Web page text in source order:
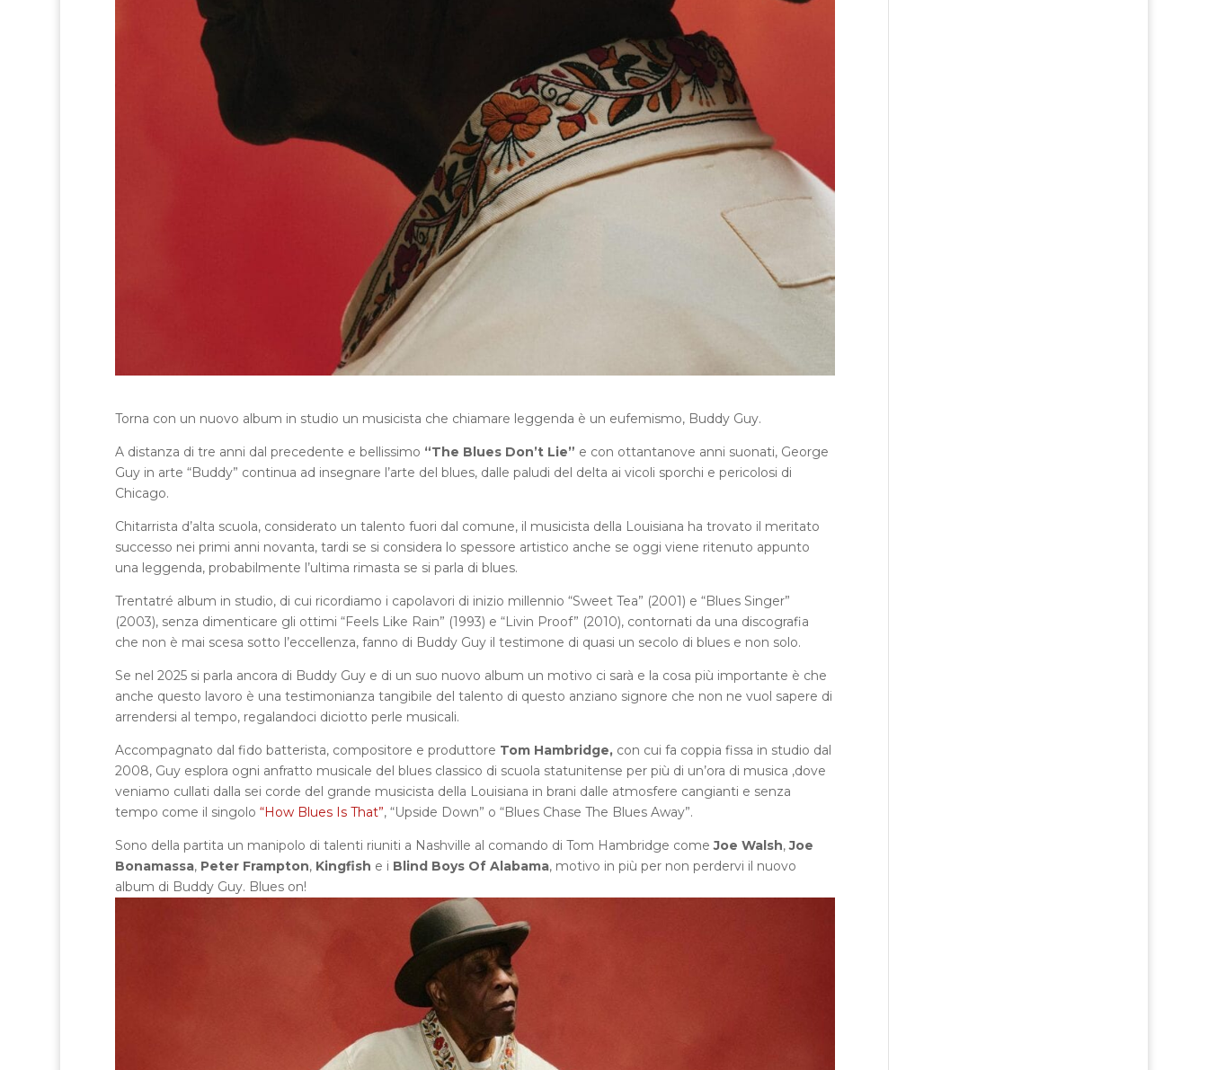
Torna con un nuovo album in studio un musicista che chiamare leggenda è un eufemismo, Buddy Guy.
A distanza di tre anni dal precedente e bellissimo “The Blues Don’t Lie” e con ottantanove anni suonati, George
Guy in arte “Buddy” continua ad insegnare l’arte del blues, dalle paludi del delta ai vicoli sporchi e pericolosi di
Chicago.
Chitarrista d’alta scuola, considerato un talento fuori dal comune, il musicista della Louisiana ha trovato il meritato
successo nei primi anni novanta, tardi se si considera lo spessore artistico anche se oggi viene ritenuto appunto
una leggenda, probabilmente l’ultima rimasta se si parla di blues.
Trentatré album in studio, di cui ricordiamo i capolavori di inizio millennio “Sweet Tea” (2001) e “Blues Singer”
(2003), senza dimenticare gli ottimi “Feels Like Rain” (1993) e “Livin Proof” (2010), contornati da una discografia
che non è mai scesa sotto l’eccellenza, fanno di Buddy Guy il testimone di quasi un secolo di blues e non solo.
Se nel 2025 si parla ancora di Buddy Guy e di un suo nuovo album un motivo ci sarà e la cosa più importante è che
anche questo lavoro è una testimonianza tangibile del talento di questo anziano signore che non ne vuol sapere di
arrendersi al tempo, regalandoci diciotto perle musicali.
Accompagnato dal fido batterista, compositore e produttore Tom Hambridge, con cui fa coppia fissa in studio dal
2008, Guy esplora ogni anfratto musicale del blues classico di scuola statunitense per più di un’ora di musica ,dove
veniamo cullati dalla sei corde del grande musicista della Louisiana in brani dalle atmosfere cangianti e senza
tempo come il singolo “How Blues Is That”, “Upside Down” o “Blues Chase The Blues Away”.
Sono della partita un manipolo di talenti riuniti a Nashville al comando di Tom Hambridge comeJoe Walsh,Joe
Bonamassa, Peter Frampton, Kingfish e i Blind Boys Of Alabama, motivo in più per non perdervi il nuovo
album di Buddy Guy. Blues on!